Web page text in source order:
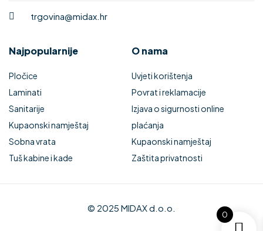
trgovina@midax.hr
Najpopularnije
Pločice
Laminati
Sanitarije
Kupaonski namještaj
Sobna vrata
Tuš kabine i kade
O nama
Uvjeti korištenja
Povrat i reklamacije
Izjava o sigurnosti online
plaćanja
Kupaonski namještaj
Zaštita privatnosti
© 2025 MIDAX d.o.o.
0